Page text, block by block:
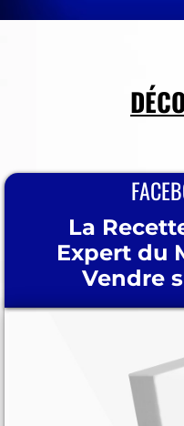
La
Expert du
Vendre